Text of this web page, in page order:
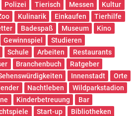
Polizei Tierisch Messen
Kultur
Kulinarik Einkaufen
Tierhilfe
Badespaß Museum
Kino
Gewinnspiel
Studieren
Schule Arbeiten
Restaurants
Branchenbuch
Ratgeber
Innenstadt
Orte
Nachtleben
Wildparkstadion
Kinderbetreuung
Bar
Start-up
Bibliotheken